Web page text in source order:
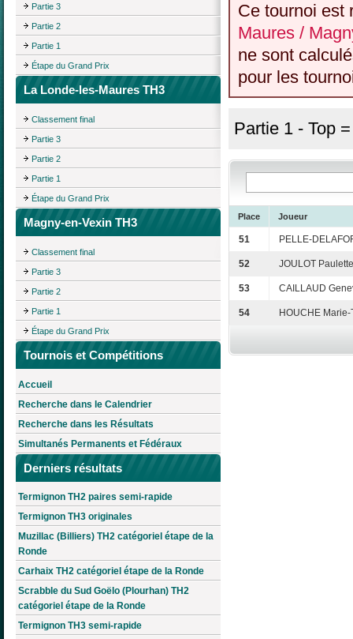
Partie 3
Partie 2
Partie 1
Étape du Grand Prix
La Londe-les-Maures TH3
Classement final
Partie 3
Partie 2
Partie 1
Étape du Grand Prix
Magny-en-Vexin TH3
Classement final
Partie 3
Partie 2
Partie 1
Étape du Grand Prix
Tournois et Compétitions
Accueil
Recherche dans le Calendrier
Recherche dans les Résultats
Simultanés Permanents et Fédéraux
Derniers résultats
Termignon TH2 paires semi-rapide
Termignon TH3 originales
Muzillac (Billiers) TH2 catégoriel étape de la
Ronde
Carhaix TH2 catégoriel étape de la Ronde
Scrabble du Sud Goëlo (Plourhan) TH2
catégoriel étape de la Ronde
Termignon TH3 semi-rapide
Ce tournoi est
Maures /
ne sont
pour les
Partie 1 - Top
Place Joueur
51 PELLE-
52 JOULOT Paulette
53 CAILLAUD
54 HOUCHE